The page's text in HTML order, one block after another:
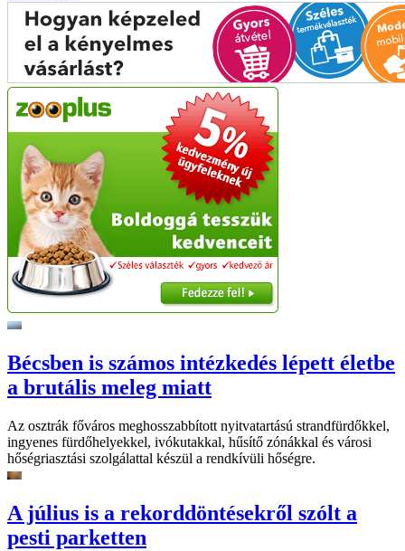
Bécsben is számos intézkedés lépett életbe
a brutális meleg miatt
Az osztrák főváros meghosszabbított nyitvatartású strandfürdőkkel,
ingyenes fürdőhelyekkel, ivókutakkal, hűsítő zónákkal és városi
hőségriasztási szolgálattal készül a rendkívüli hőségre.
A július is a rekorddöntésekről szólt a
pesti parketten